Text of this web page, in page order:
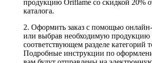
продукцию Oriflame со скидкой 20%
каталога.
2. Оформить заказ с помощью онлайн-
или выбрав необходимую продукцию
соответствующем разделе категорий
Подробные инструкции по